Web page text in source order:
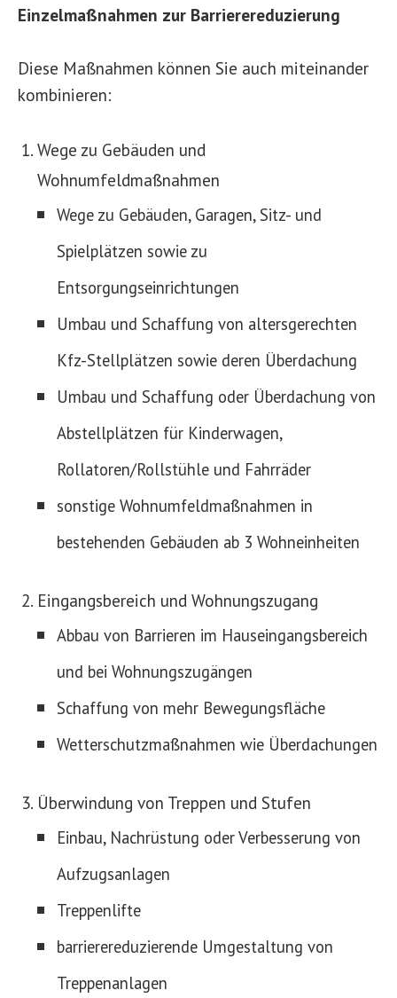
Einzelmaßnahmen zur Barrierereduzierung
Diese Maßnahmen können Sie auch miteinander
kombinieren:
Wege zu Gebäuden und
Wohnumfeldmaßnahmen
Wege zu Gebäuden, Garagen, Sitz- und
Spielplätzen sowie zu
Entsorgungseinrichtungen
Umbau und Schaffung von altersgerechten
Kfz-Stellplätzen sowie deren Überdachung
Umbau und Schaffung oder Überdachung von
Abstellplätzen für Kinderwagen,
Rollatoren/Rollstühle und Fahrräder
sonstige Wohnumfeldmaßnahmen in
bestehenden Gebäuden ab 3 Wohneinheiten
Eingangsbereich und Wohnungszugang
Abbau von Barrieren im Hauseingangsbereich
und bei Wohnungszugängen
Schaffung von mehr Bewegungsfläche
Wetterschutzmaßnahmen wie Überdachungen
Überwindung von Treppen und Stufen
Einbau, Nachrüstung oder Verbesserung von
Aufzugsanlagen
Treppenlifte
barrierereduzierende Umgestaltung von
Treppenanlagen